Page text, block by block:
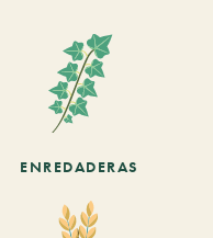
ENREDADERAS